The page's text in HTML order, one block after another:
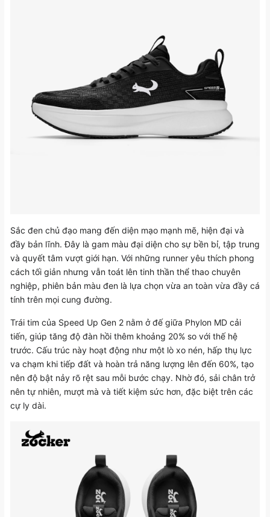
Sắc đen chủ đạo mang đến diện mạo mạnh mẽ, hiện đại và
đầy bản lĩnh. Đây là gam màu đại diện cho sự bền bỉ, tập trung
và quyết tâm vượt giới hạn. Với những runner yêu thích phong
cách tối giản nhưng vẫn toát lên tinh thần thể thao chuyên
nghiệp, phiên bản màu đen là lựa chọn vừa an toàn vừa đầy cá
tính trên mọi cung đường.
Trái tim của Speed Up Gen 2 nằm ở đế giữa Phylon MD cải
tiến, giúp tăng độ đàn hồi thêm khoảng 20% so với thế hệ
trước. Cấu trúc này hoạt động như một lò xo nén, hấp thụ lực
va chạm khi tiếp đất và hoàn trả năng lượng lên đến 60%, tạo
nên độ bật nảy rõ rệt sau mỗi bước chạy. Nhờ đó, sải chân trở
nên tự nhiên, mượt mà và tiết kiệm sức hơn, đặc biệt trên các
cự ly dài.